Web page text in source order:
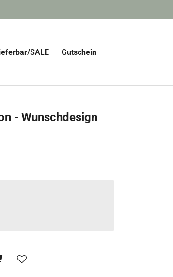
SALE
Gutschein
- Wunschdesign